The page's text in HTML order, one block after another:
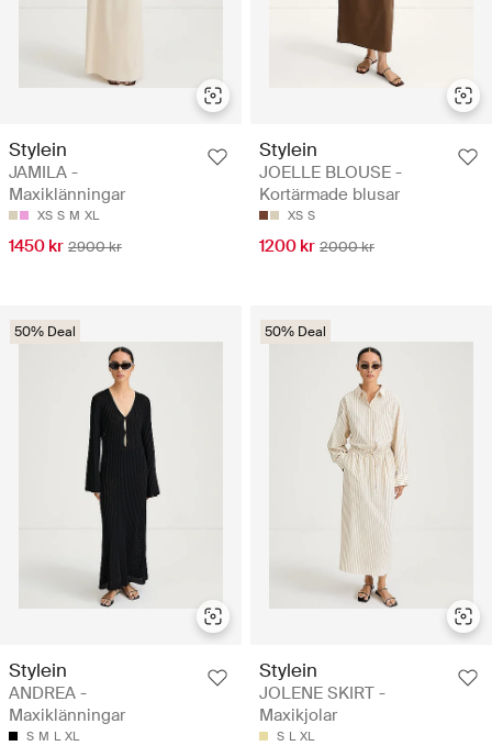
Stylein
JAMILA -
Maxiklänningar
XS S M XL
1450 kr 2900 kr
Stylein
JOELLE BLOUSE -
Kortärmade blusar
XS S
1200 kr 2000 kr
50% Deal
Stylein
ANDREA -
Maxiklänningar
S M L XL
50% Deal
Stylein
JOLENE SKIRT -
Maxikjolar
S L XL